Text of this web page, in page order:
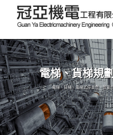
電梯、貨梯規
電梯、貨梯、電梯式停車塔、智能